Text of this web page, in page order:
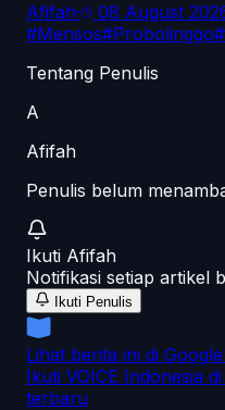
Afifah·
08 August
#Mensos#Probolinggo#
Tentang Penulis
A
Afifah
Penulis belum
Ikuti Afifah
Notifikasi setiap artikel
Ikuti Penulis
Lihat berita ini di
Ikuti VOICE Indonesia
terbaru